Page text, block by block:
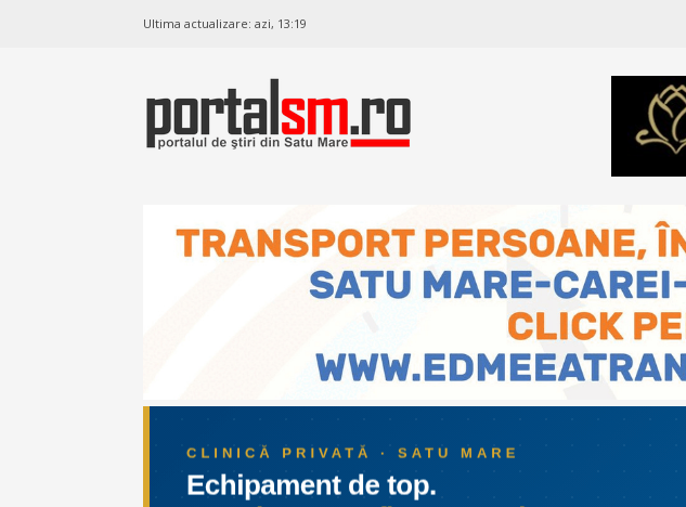
Ultima actualizare: azi, 13:19